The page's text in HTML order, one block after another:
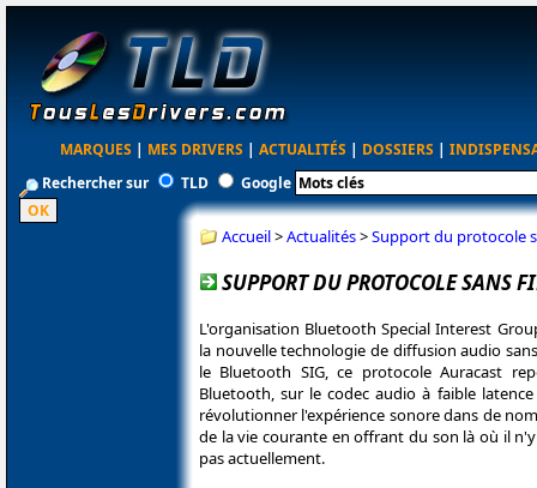
MARQUES | MES DRIVERS | ACTUALITÉS | DOSSIERS |
Rechercher sur
TLD Google
Accueil>Actualités>Support du protocole
SUPPORT DU PROTOCOLE SANS
L'organisation Bluetooth Special Interest
la nouvelle technologie de diffusion audio
le Bluetooth SIG, ce protocole Auracast
Bluetooth, sur le codec audio à faible
révolutionner l'expérience sonore dans de
de la vie courante en offrant du son là où il
pas actuellement.